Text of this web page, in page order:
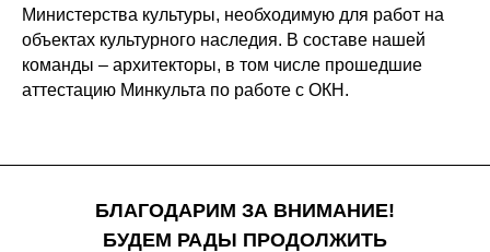
Министерства культуры, необходимую для работ на
объектах культурного наследия. В составе нашей
команды – архитекторы, в том числе прошедшие
аттестацию Минкульта по работе с ОКН.
БЛАГОДАРИМ ЗА ВНИМАНИЕ!
БУДЕМ РАДЫ ПРОДОЛЖИТЬ